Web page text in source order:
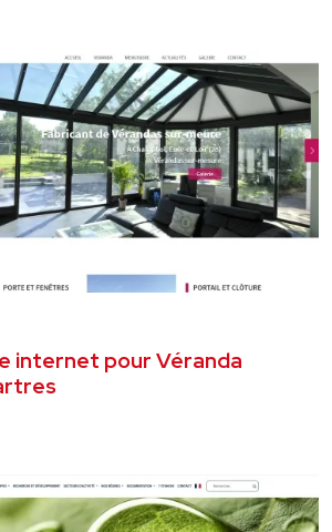
internet pour Véranda